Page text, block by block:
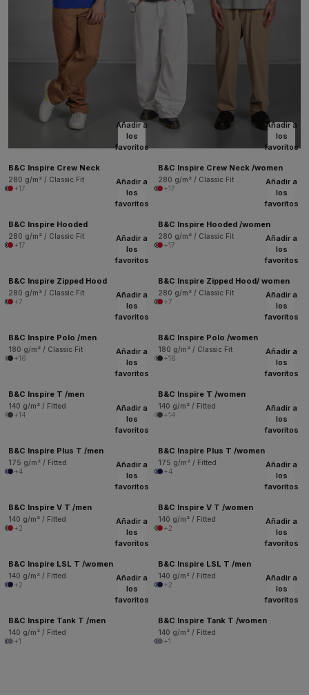
Añadir a
los
favoritos
B&C Inspire Crew Neck
280 g/m² / Classic Fit
+17
Añadir a
los
favoritos
B&C Inspire Crew Neck /women
280 g/m² / Classic Fit
+17
Añadir a
los
favoritos
B&C Inspire Hooded
280 g/m² / Classic Fit
+17
Añadir a
los
favoritos
B&C Inspire Hooded /women
280 g/m² / Classic Fit
+17
Añadir a
los
favoritos
B&C Inspire Zipped Hood
280 g/m² / Classic Fit
+7
Añadir a
los
favoritos
B&C Inspire Zipped Hood/ women
280 g/m² / Classic Fit
+7
Añadir a
los
favoritos
B&C Inspire Polo /men
180 g/m² / Classic Fit
+16
Añadir a
los
favoritos
B&C Inspire Polo /women
180 g/m² / Classic Fit
+16
Añadir a
los
favoritos
B&C Inspire T /men
140 g/m² / Fitted
+14
Añadir a
los
favoritos
B&C Inspire T /women
140 g/m² / Fitted
+14
Añadir a
los
favoritos
B&C Inspire Plus T /men
175 g/m² / Fitted
+4
Añadir a
los
favoritos
B&C Inspire Plus T /women
175 g/m² / Fitted
+4
Añadir a
los
favoritos
B&C Inspire V T /men
140 g/m² / Fitted
+2
Añadir a
los
favoritos
B&C Inspire V T /women
140 g/m² / Fitted
+2
Añadir a
los
favoritos
B&C Inspire LSL T /women
140 g/m² / Fitted
+2
Añadir a
los
favoritos
B&C Inspire LSL T /men
140 g/m² / Fitted
+2
Añadir a
los
favoritos
B&C Inspire Tank T /men
140 g/m² / Fitted
+1
Añadir a
los
favoritos
B&C Inspire Tank T /women
140 g/m² / Fitted
+1